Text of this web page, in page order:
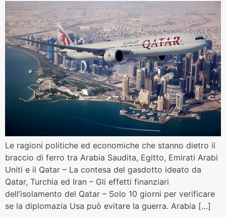
Le ragioni politiche ed economiche che stanno dietro il
braccio di ferro tra Arabia Saudita, Egitto, Emirati Arabi
Uniti e il Qatar – La contesa del gasdotto ideato da
Qatar, Turchia ed Iran – Gli effetti finanziari
dell’isolamento del Qatar – Solo 10 giorni per verificare
se la diplomazia Usa può evitare la guerra. Arabia […]